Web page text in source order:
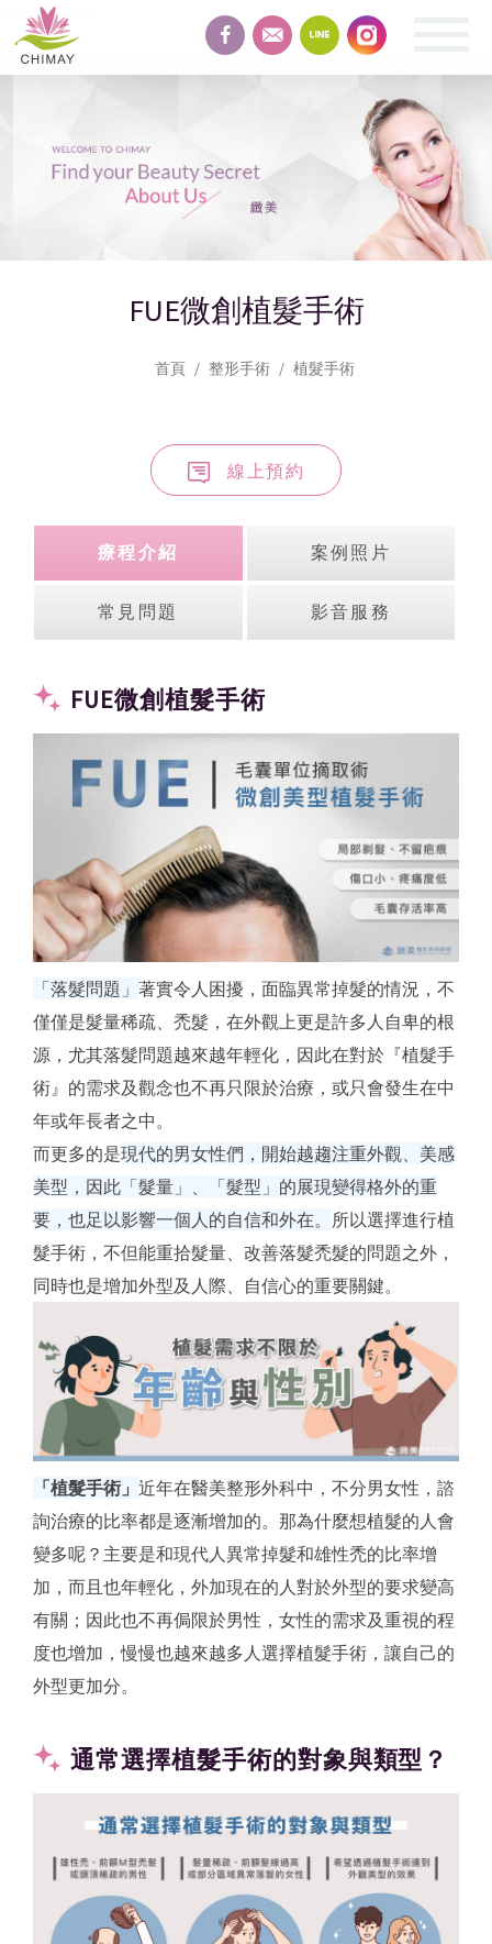
en text-hide
緻
美
整
FUE微創植髮手術
首頁 整形手術 植髮手術
線上預約
療程介紹 案例照片
常見問題 影音服務
FUE微創植髮手術
「落髮問題」著實令人困擾，面臨異常掉髮的情況，不
僅僅是髮量稀疏、禿髮，在外觀上更是許多人自卑的根
源，尤其落髮問題越來越年輕化，因此在對於『植髮手
術』的需求及觀念也不再只限於治療，或只會發生在中
年或年長者之中。
而更多的是現代的男女性們，開始越趨注重外觀、美感
美型，因此「髮量」、「髮型」的展現變得格外的重
要，也足以影響一個人的自信和外在。 所以選擇進行植
髮手術，不但能重拾髮量、改善落髮禿髮的問題之外，
同時也是增加外型及人際、自信心的重要關鍵。
「植髮手術」近年在醫美整形外科中，不分男女性，諮
詢治療的比率都是逐漸增加的。那為什麼想植髮的人會
變多呢？主要是和現代人異常掉髮和雄性禿的比率增
加，而且也年輕化，外加現在的人對於外型的要求變高
有關；因此也不再侷限於男性，女性的需求及重視的程
度也增加，慢慢也越來越多人選擇植髮手術，讓自己的
外型更加分。
通常選擇植髮手術的對象與類型？